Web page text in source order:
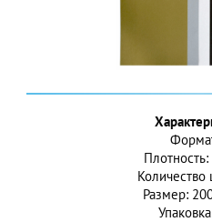
Количество
Размер: